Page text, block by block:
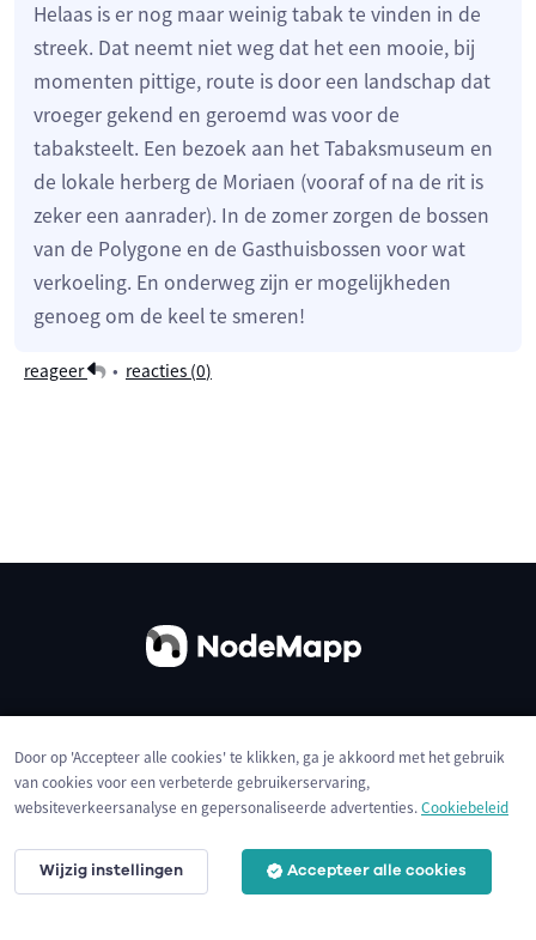
Helaas is er nog maar weinig tabak te vinden in de
streek. Dat neemt niet weg dat het een mooie, bij
momenten pittige, route is door een landschap dat
vroeger gekend en geroemd was voor de
tabaksteelt. Een bezoek aan het Tabaksmuseum en
de lokale herberg de Moriaen (vooraf of na de rit is
zeker een aanrader). In de zomer zorgen de bossen
van de Polygone en de Gasthuisbossen voor wat
verkoeling. En onderweg zijn er mogelijkheden
genoeg om de keel te smeren!
reageer • reacties (0)
Privacybeleid Cookies
Door op 'Accepteer alle cookies' te klikken, ga je akkoord met het gebruik
van cookies voor een verbeterde gebruikerservaring,
websiteverkeersanalyse en gepersonaliseerde advertenties.Cookiebeleid
Wijzig instellingen Accepteer alle cookies